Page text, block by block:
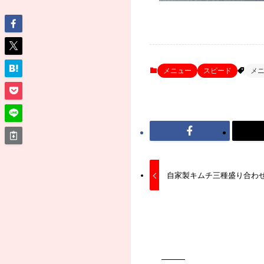
メニュー スピード メ
自家製キムチ三種盛り合わ